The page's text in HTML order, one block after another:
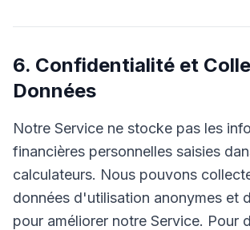
6. Confidentialité et
Données
Notre Service ne stocke pas les
financières personnelles saisies
calculateurs. Nous pouvons
données d'utilisation anonymes et
pour améliorer notre Service. Pour